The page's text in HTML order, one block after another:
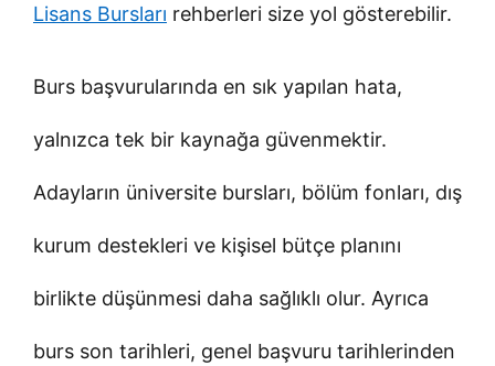
Lisans Bursları rehberleri size yol gösterebilir.
Burs başvurularında en sık yapılan hata,
yalnızca tek bir kaynağa güvenmektir.
Adayların üniversite bursları, bölüm fonları, dış
kurum destekleri ve kişisel bütçe planını
birlikte düşünmesi daha sağlıklı olur. Ayrıca
burs son tarihleri, genel başvuru tarihlerinden